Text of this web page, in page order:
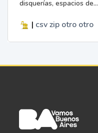
disquerías, espacios de...
| csv zip otro otro